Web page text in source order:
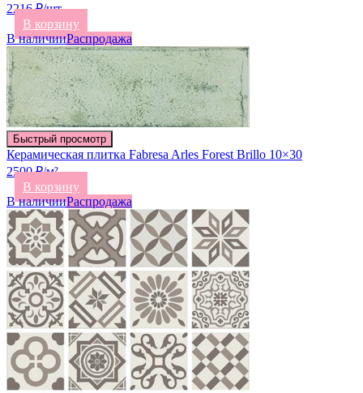
2216 ₽/шт
В корзину
В наличииРаспродажа
Быстрый просмотр
Керамическая плитка Fabresa Arles Forest Brillo 10×30
2500 ₽/м²
В корзину
В наличииРаспродажа